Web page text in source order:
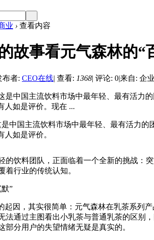
业 › 查看内容
故事看元气森林的“
布者: CEO在线| 查看: 1368| 评论: 0|来自: 企
是中国主流饮料市场中最年轻、最有活力
人如是评价。现在 ...
国主流饮料市场中最年轻、最有活力的
人如是评价。
料团队，正面临着一个全新的挑战：突
着行业的传统认知。
”
因，其实很简单：元气森林在乳茶系列产
法通过主图看出小乳茶与普通乳茶的区别
部分用户的失望情绪无疑是真实的。